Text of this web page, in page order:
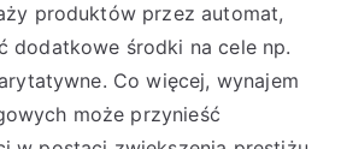
produktów przez automat,
dodatkowe środki na cele np.
Co więcej, wynajem
może przynieść